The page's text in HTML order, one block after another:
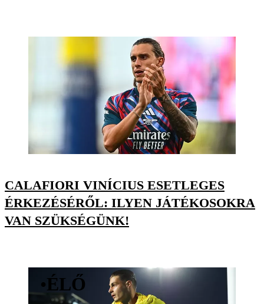
CALAFIORI VINÍCIUS ESETLEGES
ÉRKEZÉSÉRŐL: ILYEN JÁTÉKOSOKRA
VAN SZÜKSÉGÜNK!
•ÉLŐ